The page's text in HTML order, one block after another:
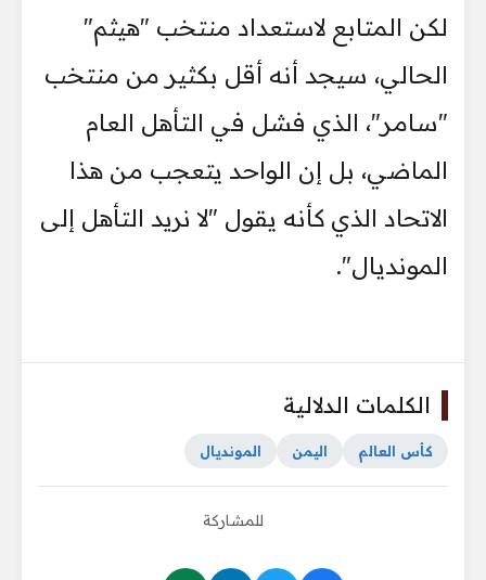
لكن المتابع لاستعداد منتخب "هيثم"
الحالي، سيجد أنه أقل بكثير من منتخب
"سامر"، الذي فشل في التأهل العام
الماضي، بل إن الواحد يتعجب من هذا
الاتحاد الذي كأنه يقول "لا نريد التأهل إلى
المونديال".
الكلمات الدلالية
كأس العالم اليمن المونديال
للمشاركة